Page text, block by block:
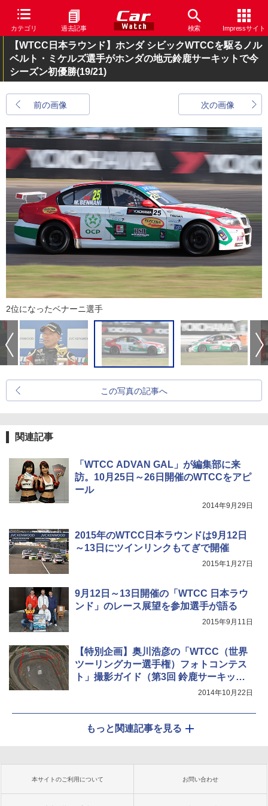
カテゴリ 過去記事 検索 Impressサイト
【WTCC日本ラウンド】ホンダ シビックWTCCを駆るノル
ベルト・ミケルズ選手がホンダの地元鈴鹿サーキットで今
シーズン初優勝(19/21)
前の画像 次の画像
2位になったベナーニ選手
この写真の記事へ
関連記事
「WTCC ADVAN GAL」が編集部に来
訪。10月25日～26日開催のWTCCをアピ
ール
2014年9月29日
2015年のWTCC日本ラウンドは9月12日
～13日にツインリンクもてぎで開催
2015年1月27日
9月12日～13日開催の「WTCC 日本ラウ
ンド」のレース展望を参加選手が語る
2015年9月11日
【特別企画】奥川浩彦の「WTCC（世界
ツーリングカー選手権）フォトコンテス
ト」撮影ガイド（第3回 鈴鹿サーキット
2014年10月22日
もっと関連記事を見る
本サイトのご利用について お問い合わせ